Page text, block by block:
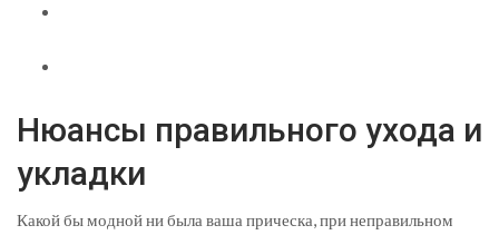
Нюансы правильного ухода и
укладки
Какой бы модной ни была ваша прическа, при неправильном